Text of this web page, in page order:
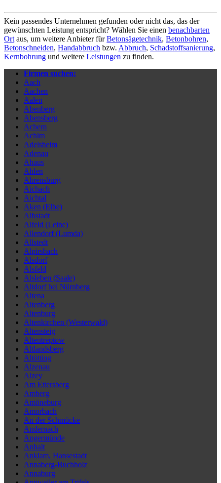
Kein passendes Unternehmen gefunden oder nicht das, das der
gewünschten Leistung entspricht? Wählen Sie einen benachbarten
Ort aus, um weitere Anbieter fürBetonsägetechnik, Betonbohren,
Betonschneiden, Handabbruch bzw. Abbruch, Schadstoffsanierung,
Kernbohrung und weitere Leistungen zu finden.
Firmen suchen:
Aach
Aachen
Aalen
Abenberg
Abensberg
Achern
Achim
Adelsheim
Adenau
Ahaus
Ahlen
Ahrensburg
Aichach
Aichtal
Aken (Elbe)
Albstadt
Alfeld (Leine)
Allendorf (Lumda)
Allstedt
Alpirsbach
Alsdorf
Alsfeld
Alsleben (Saale)
Altdorf bei Nürnberg
Altena
Altenberg
Altenburg
Altenkirchen (Westerwald)
Altensteig
Altentreptow
Altlandsberg
Altötting
Alzenau
Alzey
Am Ettersberg
Amberg
Amöneburg
Amorbach
An der Schmücke
Andernach
Angermünde
Anhalt
Anklam, Hansestadt
Annaberg-Buchholz
Annaburg